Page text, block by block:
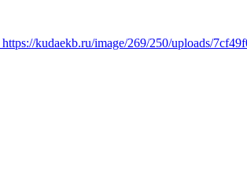
https://kudaekb.ru/image/269/250/uploads/